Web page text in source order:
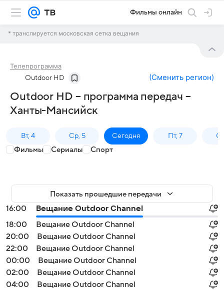
Фильмы онлайн
* транслируется московская сетка вещания
Телепрограмма
Outdoor HD (Сменить регион)
Outdoor HD – программа передач –
Ханты-Мансийск
Вт, 4 Ср, 5 Сегодня Пт, 7
Фильмы Сериалы Спорт
Показать прошедшие передачи
16:00
Вещание Outdoor Channel
18:00
Вещание Outdoor Channel
20:00
Вещание Outdoor Channel
22:00
Вещание Outdoor Channel
00:00
Вещание Outdoor Channel
02:00
Вещание Outdoor Channel
04:00
Вещание Outdoor Channel